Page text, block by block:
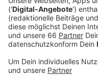
Anzeige
Laut Informationen
Mittwochvormittag im